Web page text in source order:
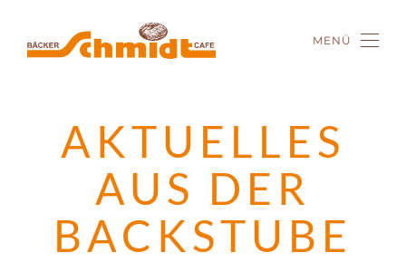
Zum Hauptinhalt springen
MENÜ
AKTUELLES
AUS DER
BACKSTUBE